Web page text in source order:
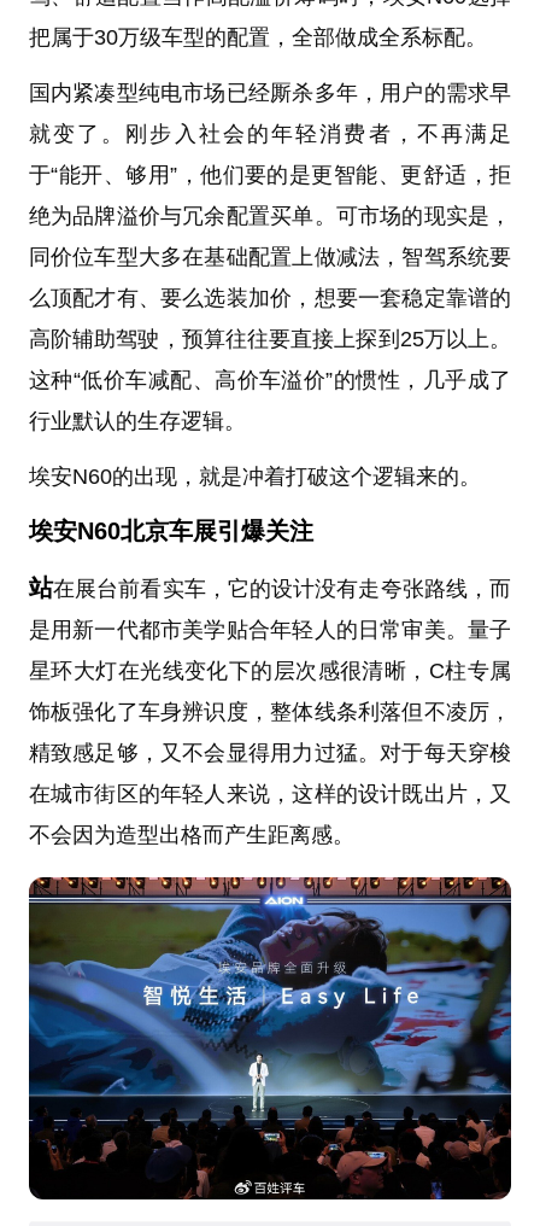
把属于30万级车型的配置，全部做成全系标配。
国内紧凑型纯电市场已经厮杀多年，用户的需求早
就变了。刚步入社会的年轻消费者，不再满足
于“能开、够用”，他们要的是更智能、更舒适，拒
绝为品牌溢价与冗余配置买单。可市场的现实是，
同价位车型大多在基础配置上做减法，智驾系统要
么顶配才有、要么选装加价，想要一套稳定靠谱的
高阶辅助驾驶，预算往往要直接上探到25万以上。
这种“低价车减配、高价车溢价”的惯性，几乎成了
行业默认的生存逻辑。
埃安N60的出现，就是冲着打破这个逻辑来的。
埃安N60北京车展引爆关注
站在展台前看实车，它的设计没有走夸张路线，而
是用新一代都市美学贴合年轻人的日常审美。量子
星环大灯在光线变化下的层次感很清晰，C柱专属
饰板强化了车身辨识度，整体线条利落但不凌厉，
精致感足够，又不会显得用力过猛。对于每天穿梭
在城市街区的年轻人来说，这样的设计既出片，又
不会因为造型出格而产生距离感。